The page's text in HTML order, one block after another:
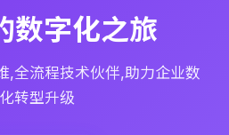
数字化之旅
,全流程技术伙伴,助力企业数
转型升级